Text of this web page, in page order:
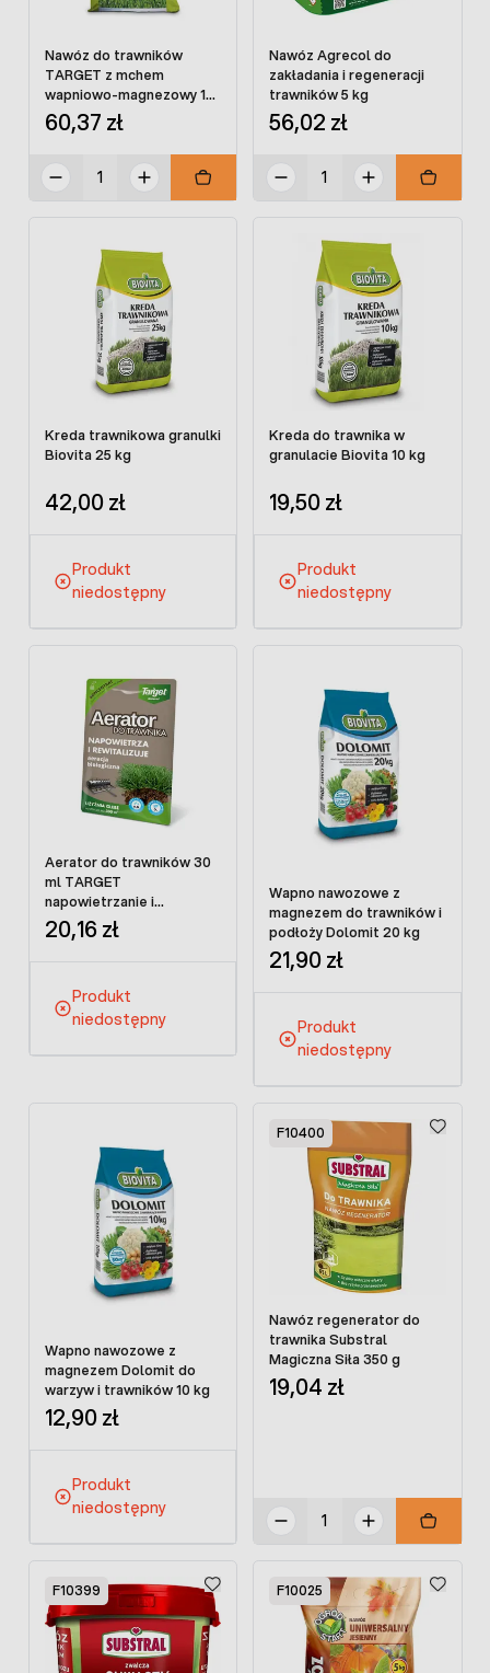
Nawóz do trawników
TARGET z mchem
wapniowo-magnezowy 15
kg
60,37 zł
Nawóz Agrecol do
zakładania i regeneracji
trawników 5 kg
56,02 zł
Kreda trawnikowa granulki
Biovita 25 kg
42,00 zł
Produkt
niedostępny
Kreda do trawnika w
granulacie Biovita 10 kg
19,50 zł
Produkt
niedostępny
Aerator do trawników 30
ml TARGET
napowietrzanie i
regeneracja trawnika
20,16 zł
Produkt
niedostępny
Wapno nawozowe z
magnezem do trawników i
podłoży Dolomit 20 kg
21,90 zł
Produkt
niedostępny
Wapno nawozowe z
magnezem Dolomit do
warzyw i trawników 10 kg
12,90 zł
Produkt
niedostępny
F10400
Nawóz regenerator do
trawnika Substral
Magiczna Siła 350 g
19,04 zł
F10399 F10025